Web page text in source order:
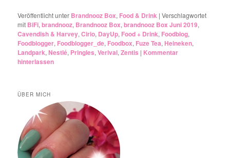
Veröffentlicht unter Brandnooz Box, Food & Drink |Verschlagwortet
mit BiFi,brandnooz, Brandnooz Box,brandnooz Box Juni 2019,
Cavendish & Harvey,Cirio, DayUp, Food + Drink, Foodblog,
Foodblogger, Foodblogger_de, Foodbox, Fuze Tea,Heineken,
Landpark,Nestlé, Pringles,Verival,Zentis | Kommentar
hinterlassen
ÜBER MICH